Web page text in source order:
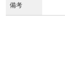
備考